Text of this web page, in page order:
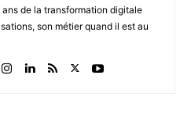
ans de la transformation digitale
son métier quand il est au